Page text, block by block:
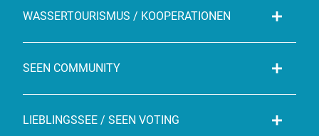
WASSERTOURISMUS / KOOPERATIONEN
SEEN COMMUNITY
LIEBLINGSSEE / SEEN VOTING